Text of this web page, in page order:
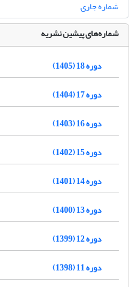
شماره جاری
شماره‌های پیشین نشریه
دوره 18 (1405)
دوره 17 (1404)
دوره 16 (1403)
دوره 15 (1402)
دوره 14 (1401)
دوره 13 (1400)
دوره 12 (1399)
دوره 11 (1398)